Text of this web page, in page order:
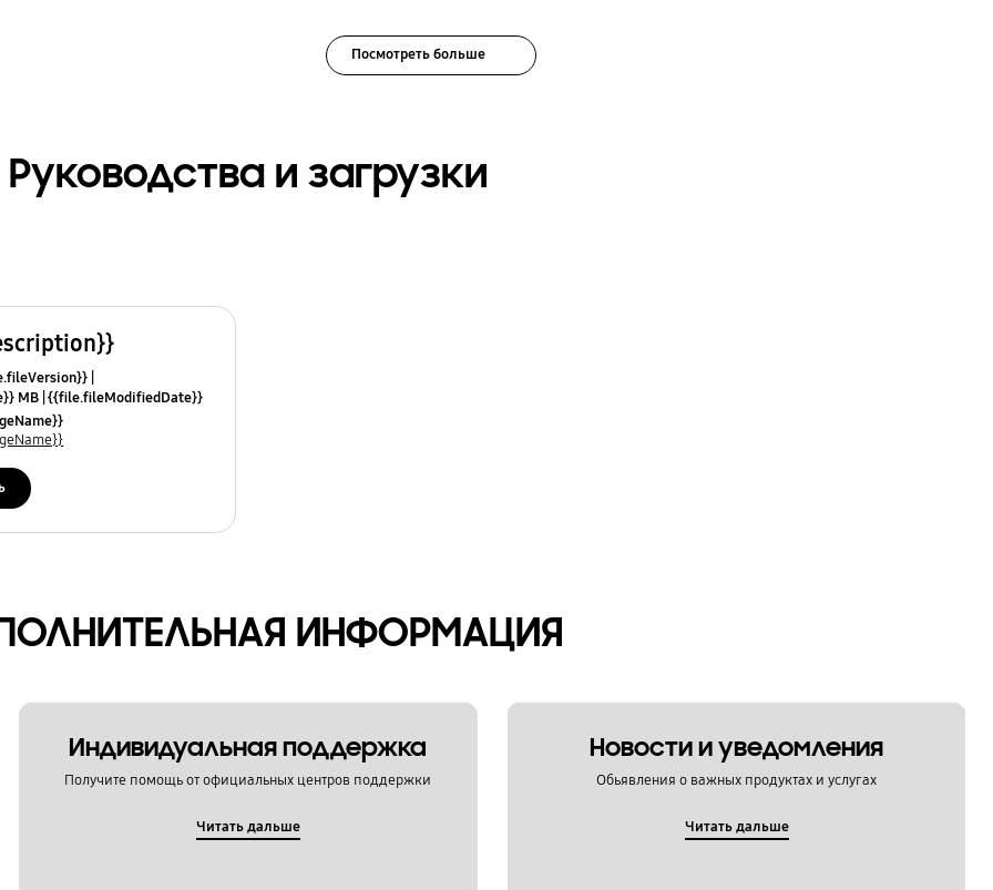
Посмотреть больше
Руководства и загрузки
MB {{file.fileModifiedDate}}
ИНФОРМАЦИЯ
Индивидуальная поддержка
Получите помощь от официальных центров поддержки
Читать дальше
Новости и уведомления
Обьявления о важных продуктах и услугах
Читать дальше